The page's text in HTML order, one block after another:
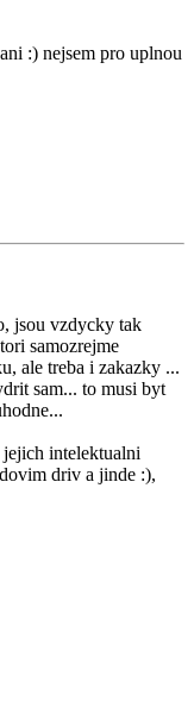
:) nejsem pro uplnou
jsou vzdycky tak
samozrejme
ale treba i zakazky ...
sam... to musi byt
intelektualni
driv a jinde :),